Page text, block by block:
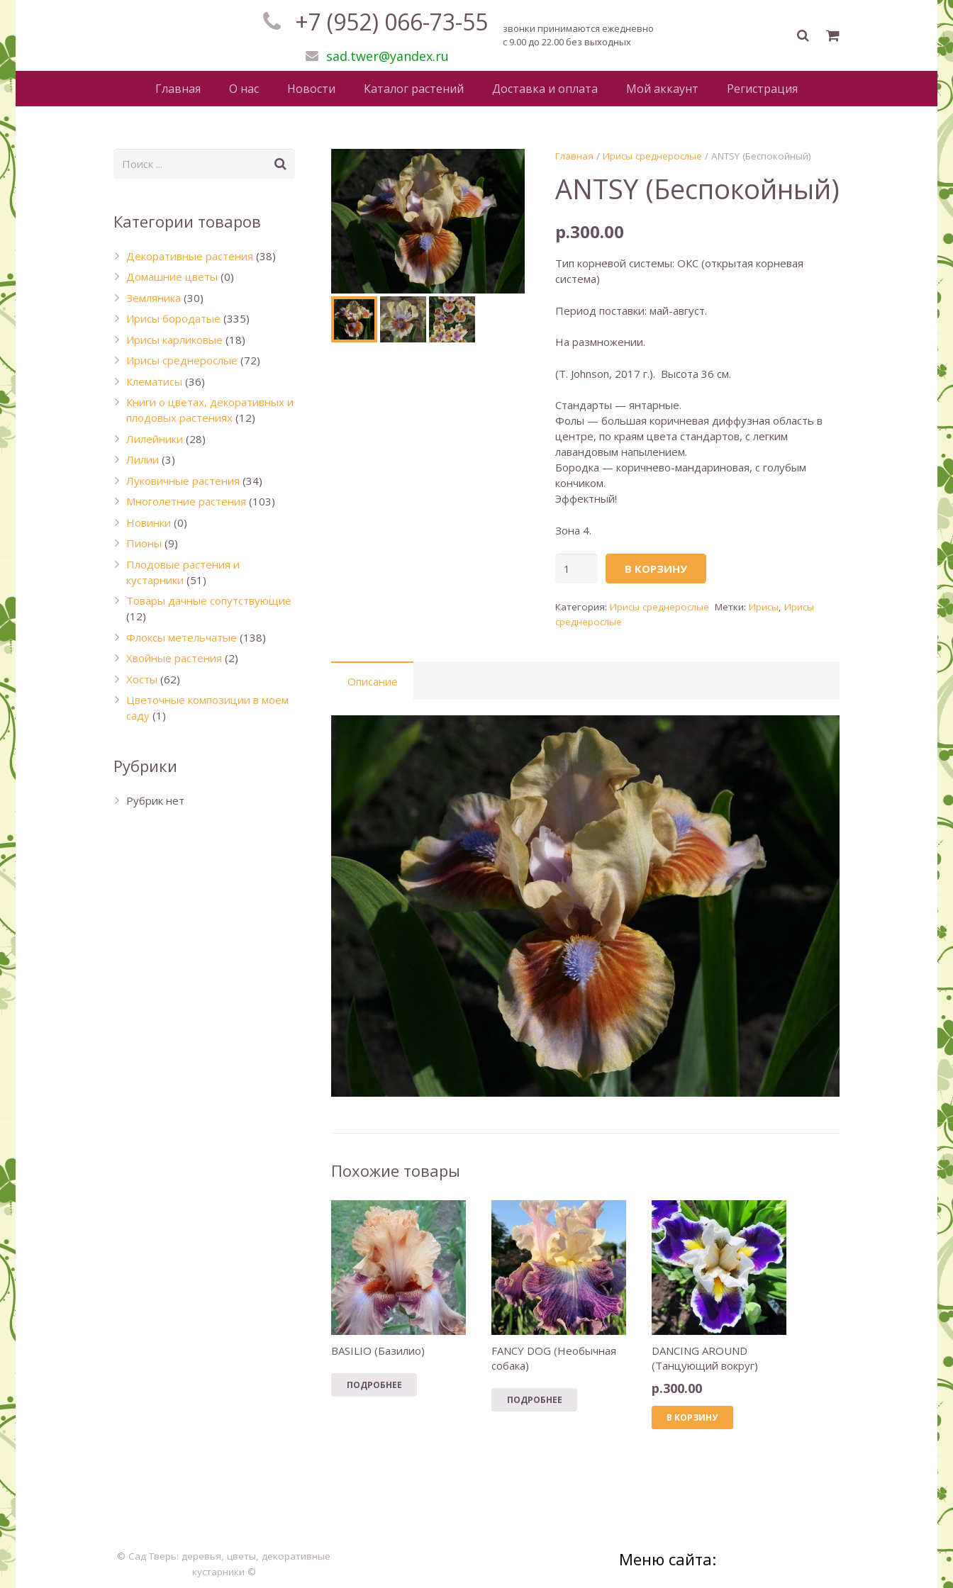
+7 (952) 066-73-55
sad.twer@yandex.ru
звонки принимаются ежедневно
с 9.00 до 22.00 без выходных
Главная О нас Новости Каталог растений Доставка и оплата Мой аккаунт Регистрация
Главная / Ирисы среднерослые / ANTSY (Беспокойный)
ANTSY (Беспокойный)
р.300.00
Тип корневой системы: ОКС (открытая корневая
система)
Период поставки: май-август.
На размножении.
(T. Johnson, 2017 г.). Высота 36 см.
Стандарты — янтарные.
Фолы — большая коричневая диффузная область в
центре, по краям цвета стандартов, с легким
лавандовым напылением.
Бородка — коричнево-мандариновая, с голубым
кончиком.
Эффектный!
Зона 4.
Количество
товара
(Беспокойный)
В КОРЗИНУ
Категория: Ирисы среднерослые Метки:Ирисы ,Ирисы
среднерослые
Описание
Похожие товары
BASILIO (Базилио)
ПОДРОБНЕЕ
FANCY DOG (Необычная
собака)
ПОДРОБНЕЕ
DANCING AROUND
(Танцующий вокруг)
р.300.00
В КОРЗИНУ
Категории товаров
Декоративные растения (38)
Домашние цветы (0)
Земляника (30)
Ирисы бородатые (335)
Ирисы карликовые (18)
Ирисы среднерослые (72)
Клематисы (36)
Книги о цветах, декоративных и
плодовых растениях (12)
Лилейники (28)
Лилии (3)
Луковичные растения (34)
Многолетние растения (103)
Новинки (0)
Пионы (9)
Плодовые растения и
кустарники (51)
Товары дачные сопутствующие
(12)
Флоксы метельчатые (138)
Хвойные растения (2)
Хосты (62)
Цветочные композиции в моем
саду (1)
Рубрики
Рубрик нет
© Сад Тверь: деревья, цветы, декоративные
кустарники ©
Меню сайта: